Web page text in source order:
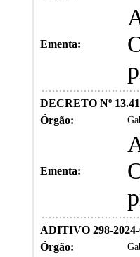
Ementa:
DECRETO Nº
Órgão:
Ementa:
ADITIVO 298-
Órgão: